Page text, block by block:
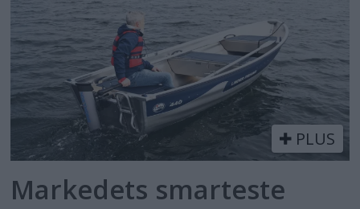
PLUS
Markedets smarteste